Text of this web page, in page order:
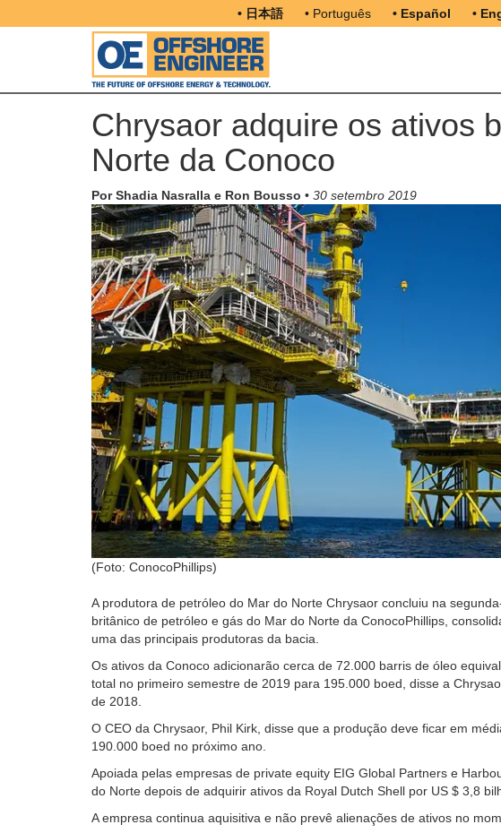
• 日本語 • Português • Español •
Chrysaor adquire os ativos
Norte da Conoco
Por Shadia Nasralla e Ron Bousso • 30 setembro 2019
(Foto: ConocoPhillips)
A produtora de petróleo do Mar do Norte Chrysaor concluiu na
britânico de petróleo e gás do Mar do Norte da ConocoPhillips,
uma das principais produtoras da bacia.
Os ativos da Conoco adicionarão cerca de 72.000 barris de óleo
total no primeiro semestre de 2019 para 195.000 boed, disse a
de 2018.
O CEO da Chrysaor, Phil Kirk, disse que a produção deve ficar em
190.000 boed no próximo ano.
Apoiada pelas empresas de private equity EIG Global Partners e
do Norte depois de adquirir ativos da Royal Dutch Shell por US $ 3,8
A empresa continua aquisitiva e não prevê alienações de ativos no